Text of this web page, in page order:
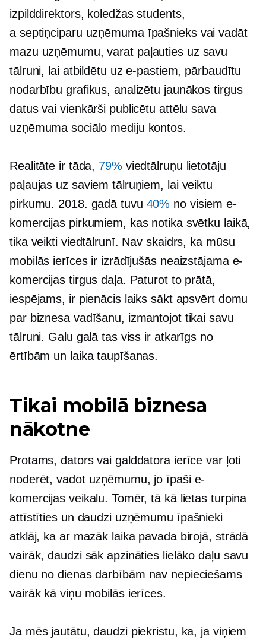
izpilddirektors, koledžas students,
a septiņciparu uzņēmuma īpašnieks vai vadāt
mazu uzņēmumu, varat paļauties uz savu
tālruni, lai atbildētu uz e-pastiem, pārbaudītu
nodarbību grafikus, analizētu jaunākos tirgus
datus vai vienkārši publicētu attēlu sava
uzņēmuma sociālo mediju kontos.
Realitāte ir tāda, 79% viedtālruņu lietotāju
paļaujas uz saviem tālruņiem, lai veiktu
pirkumu. 2018. gadā tuvu 40% no visiem e-
komercijas pirkumiem, kas notika svētku laikā,
tika veikti viedtālrunī. Nav skaidrs, ka mūsu
mobilās ierīces ir izrādījušās neaizstājama e-
komercijas tirgus daļa. Paturot to prātā,
iespējams, ir pienācis laiks sākt apsvērt domu
par biznesa vadīšanu, izmantojot tikai savu
tālruni. Galu galā tas viss ir atkarīgs no
ērtībām un laika taupīšanas.
Tikai mobilā biznesa
nākotne
Protams, dators vai galddatora ierīce var ļoti
noderēt, vadot uzņēmumu, jo īpaši e-
komercijas veikalu. Tomēr, tā kā lietas turpina
attīstīties un daudzi uzņēmumu īpašnieki
atklāj, ka ar mazāk laika pavada birojā, strādā
vairāk, daudzi sāk apzināties lielāko daļu savu
dienu no dienasdarbībām nav nepieciešams
vairāk kā viņu mobilās ierīces.
Ja mēs jautātu, daudzi piekristu, ka, ja viņiem